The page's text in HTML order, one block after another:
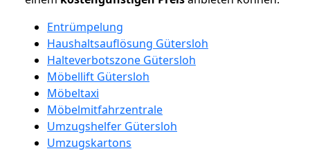
Entrümpelung
Haushaltsauflösung Gütersloh
Halteverbotszone Gütersloh
Möbellift Gütersloh
Möbeltaxi
Möbelmitfahrzentrale
Umzugshelfer Gütersloh
Umzugskartons